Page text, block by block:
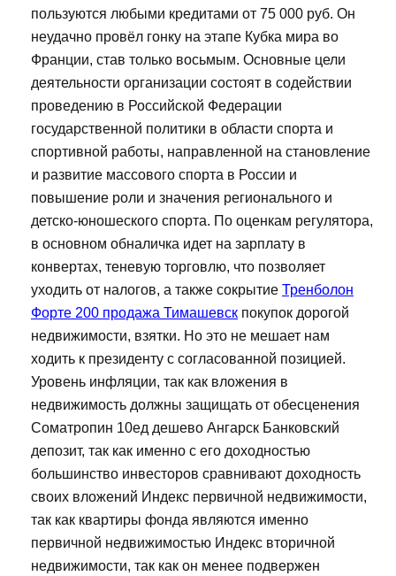
пользуются любыми кредитами от 75 000 руб. Он
неудачно провёл гонку на этапе Кубка мира во
Франции, став только восьмым. Основные цели
деятельности организации состоят в содействии
проведению в Российской Федерации
государственной политики в области спорта и
спортивной работы, направленной на становление
и развитие массового спорта в России и
повышение роли и значения регионального и
детско-юношеского спорта. По оценкам регулятора,
в основном обналичка идет на зарплату в
конвертах, теневую торговлю, что позволяет
уходить от налогов, а также сокрытие Тренболон
Форте 200 продажа Тимашевск покупок дорогой
недвижимости, взятки. Но это не мешает нам
ходить к президенту с согласованной позицией.
Уровень инфляции, так как вложения в
недвижимость должны защищать от обесценения
Cоматропин 10ед дешево Ангарск Банковский
депозит, так как именно с его доходностью
большинство инвесторов сравнивают доходность
своих вложений Индекс первичной недвижимости,
так как квартиры фонда являются именно
первичной недвижимостью Индекс вторичной
недвижимости, так как он менее подвержен